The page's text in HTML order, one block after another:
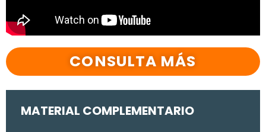
CONSULTA MÁS
MATERIAL COMPLEMENTARIO